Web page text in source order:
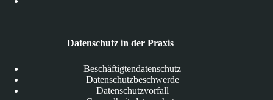
Datenschutz in der Praxis
Beschäftigtendatenschutz
Datenschutzbeschwerde
Datenschutzvorfall